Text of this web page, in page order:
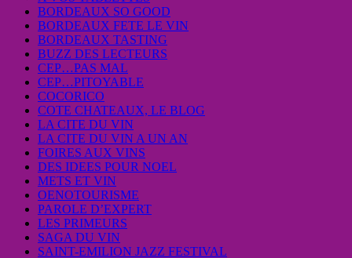
BORDEAUX SO GOOD
BORDEAUX FETE LE VIN
BORDEAUX TASTING
BUZZ DES LECTEURS
CEP…PAS MAL
CEP…PITOYABLE
COCORICO
COTE CHATEAUX, LE BLOG
LA CITE DU VIN
LA CITE DU VIN A UN AN
FOIRES AUX VINS
DES IDEES POUR NOEL
METS ET VIN
OENOTOURISME
PAROLE D’EXPERT
LES PRIMEURS
SAGA DU VIN
SAINT-EMILION JAZZ FESTIVAL